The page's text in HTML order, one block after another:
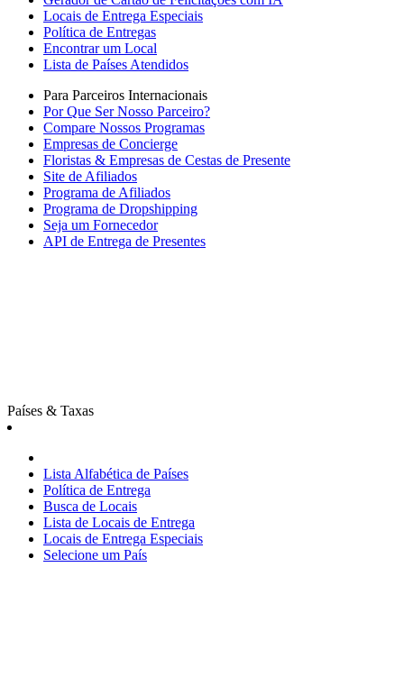
Locais de Entrega Especiais
Política de Entregas
Encontrar um Local
Lista de Países Atendidos
Para Parceiros Internacionais
Por Que Ser Nosso Parceiro?
Compare Nossos Programas
Empresas de Concierge
Floristas & Empresas de Cestas de Presente
Site de Afiliados
Programa de Afiliados
Programa de Dropshipping
Seja um Fornecedor
API de Entrega de Presentes
Países & Taxas
Lista Alfabética de Países
Política de Entrega
Busca de Locais
Lista de Locais de Entrega
Locais de Entrega Especiais
Selecione um País